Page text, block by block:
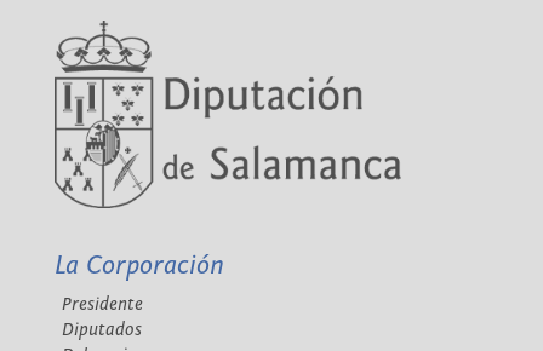
La Corporación
Presidente
Diputados